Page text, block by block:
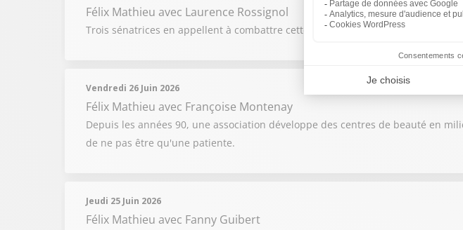
Félix Mathieu avec Laurence Rossignol
Trois sénatrices en appellent à combattre cette idéologie. Le rapport décrit
Vendredi 26 Juin 2026
Félix Mathieu avec Françoise Montenay
Depuis les années 90, une association développe des centres de beauté en
de ne pas être qu'une patiente.
Jeudi 25 Juin 2026
Félix Mathieu avec Fanny Guibert